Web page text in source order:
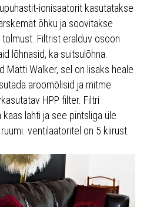
ionisaatorit kasutatakse
õhku ja soovitakse
Filtrist eralduv osoon
lõhnasid, ka suitsulõhna.
Matti Walker, sel on lisaks heale
aroomõlisid ja mitme
HPP filter. Filtri
lahti ja see pintsliga üle
ventilaatoritel on 5 kiirust.